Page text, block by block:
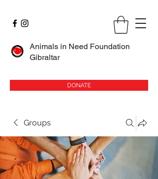
Animals in Need Foundation
Gibraltar
DONATE
Groups